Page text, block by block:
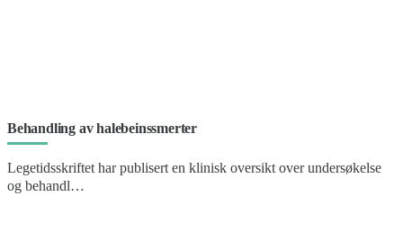
Behandling av halebeinssmerter
Legetidsskriftet har publisert en klinisk oversikt over undersøkelse
og behandl…